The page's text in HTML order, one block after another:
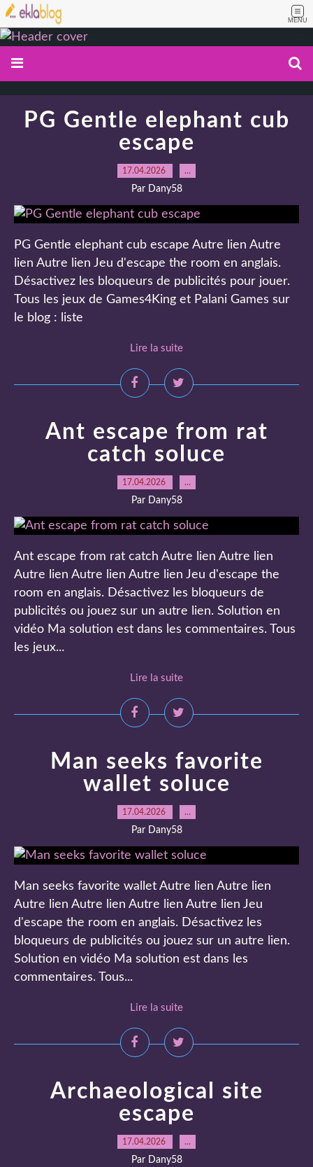
MENU
PG Gentle elephant cub
escape
17.04.2026 …
Par Dany58
PG Gentle elephant cub escape Autre lien Autre
lien Autre lien Jeu d'escape the room en anglais.
Désactivez les bloqueurs de publicités pour jouer.
Tous les jeux de Games4King et Palani Games sur
le blog : liste
Lire la suite
Ant escape from rat
catch soluce
17.04.2026 …
Par Dany58
Ant escape from rat catch Autre lien Autre lien
Autre lien Autre lien Autre lien Jeu d'escape the
room en anglais. Désactivez les bloqueurs de
publicités ou jouez sur un autre lien. Solution en
vidéo Ma solution est dans les commentaires. Tous
les jeux...
Lire la suite
Man seeks favorite
wallet soluce
17.04.2026 …
Par Dany58
Man seeks favorite wallet Autre lien Autre lien
Autre lien Autre lien Autre lien Autre lien Jeu
d'escape the room en anglais. Désactivez les
bloqueurs de publicités ou jouez sur un autre lien.
Solution en vidéo Ma solution est dans les
commentaires. Tous...
Lire la suite
Archaeological site
escape
17.04.2026 …
Par Dany58